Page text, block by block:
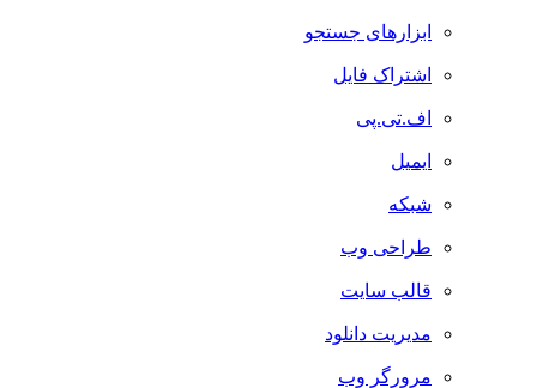
ابزارهای جستجو
اشتراک فایل
اف.تی.پی
ایمیل
شبکه
طراحی وب
قالب سایت
مدیریت دانلود
مرورگر وب